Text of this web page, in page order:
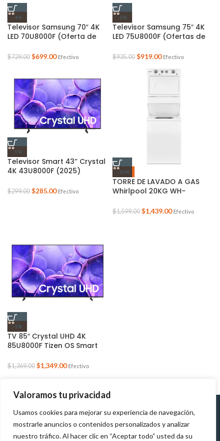
Valoramos tu privacidad
Usamos cookies para mejorar su experiencia de navegación,
mostrarle anuncios o contenidos personalizados y analizar
nuestro tráfico. Al hacer clic en “Aceptar todo” usted da su
-4%
Televisor Samsung 70″ 4K
LED 70U8000F (Oferta de
$729.00 $699.00 Efectivo
-2%
Televisor Samsung 75″ 4K
LED 75U8000F (Ofertas de
$935.00 $919.00 Efectivo
-5%
Televisor Smart 43” Crystal
4K 43U8000F (2025)
$299.00 $285.00 Efectivo
-10%
TORRE DE LAVADO A GAS
Whirlpool 20KG WH-
Verano
$1,599.00 $1,439.00 Efectivo
-1%
TV 85″ Crystal UHD 4K
85U8000F Tizen OS Smart
Verano)
$1,369.00 $1,349.00 Efectivo
Políticas de
Devolución
Políticas de tratamiento de
datos personales